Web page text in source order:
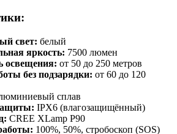
свет: белый
яркость: 7500 люмен
освещения: от 50 до 250 метров
без подзарядки: от 60 до 120
сплав
IPX6 (влагозащищённый)
CREE XLamp P90
100%, 50%, стробоскоп (SOS)